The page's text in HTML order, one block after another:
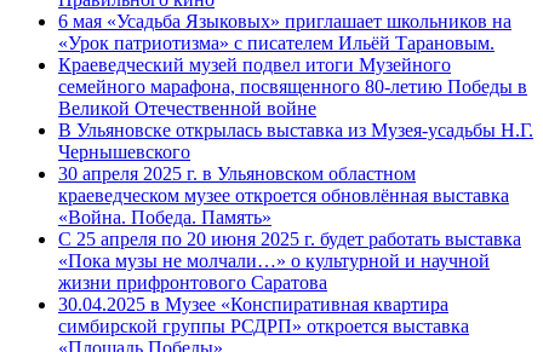
6 мая «Усадьба Языковых» приглашает школьников на
«Урок патриотизма» с писателем Ильёй Тарановым.
Краеведческий музей подвел итоги Музейного
семейного марафона, посвященного 80-летию Победы в
Великой Отечественной войне
В Ульяновске открылась выставка из Музея-усадьбы Н.Г.
Чернышевского
30 апреля 2025 г. в Ульяновском областном
краеведческом музее откроется обновлённая выставка
«Война. Победа. Память»
С 25 апреля по 20 июня 2025 г. будет работать выставка
«Пока музы не молчали…» о культурной и научной
жизни прифронтового Саратова
30.04.2025 в Музее «Конспиративная квартира
симбирской группы РСДРП» откроется выставка
«Площадь Победы»